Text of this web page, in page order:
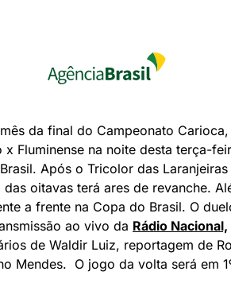
da final do Campeonato
Fluminense na noite desta terça-
Após o Tricolor das
oitavas terá ares de revanche.
a frente na Copa do Brasil. O
ao vivo da Rádio Nacional,
de Waldir Luiz, reportagem de
Mendes. O jogo da volta será em